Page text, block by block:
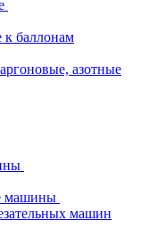
баллонам
азотные
машины
машин